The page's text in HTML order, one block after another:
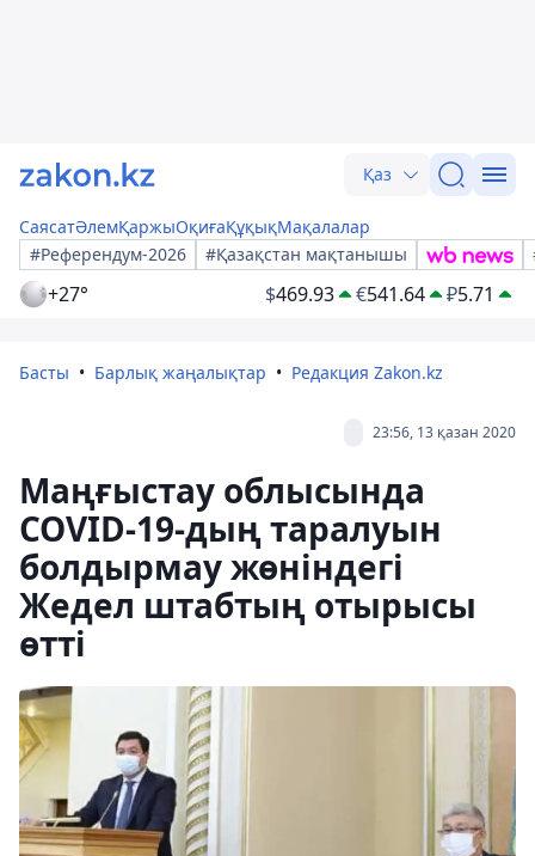
Қаз
СаясатӘлемҚаржыОқиғаҚұқықМақалалар
#Референдум-2026
#Қазақстан мақтанышы
+27° $469.93 €541.64 ₽5.71
Басты Барлық жаңалықтар Редакция Zakon.kz
23:56, 13 қазан 2020
Маңғыстау облысында
COVID-19-дың таралуын
болдырмау жөніндегі
Жедел штабтың отырысы
өтті